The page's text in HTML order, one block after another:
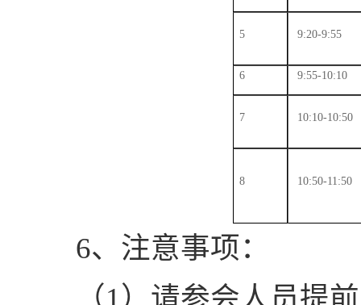
5 9:20-9:55
6 9:55-10:10
7 10:10-10:50
8 10:50-11:50
6、注意事项：
（1）请参会人员提前